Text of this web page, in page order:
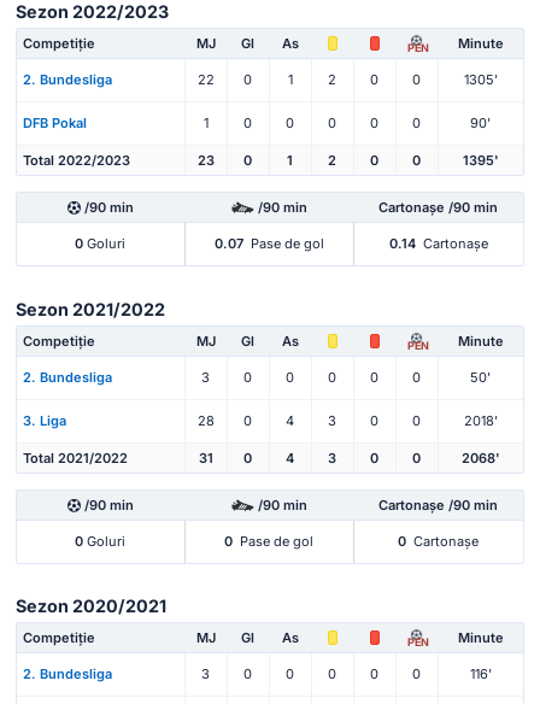
Sezon 2022/2023
Competiție MJ Gl As PEN Minute
2. Bundesliga 22 0 1 2 0 0 1305'
DFB Pokal 1 0 0 0 0 0 90'
Total 2022/2023 23 0 1 2 0 0 1395'
/90 min /90 min Cartonașe /90 min
0 Goluri 0.07 Pase de gol 0.14 Cartonașe
Sezon 2021/2022
Competiție MJ Gl As PEN Minute
2. Bundesliga 3 0 0 0 0 0 50'
3. Liga 28 0 4 3 0 0 2018'
Total 2021/2022 31 0 4 3 0 0 2068'
/90 min /90 min Cartonașe /90 min
0 Goluri 0 Pase de gol 0 Cartonașe
Sezon 2020/2021
Competiție MJ Gl As PEN Minute
2. Bundesliga 3 0 0 0 0 0 116'